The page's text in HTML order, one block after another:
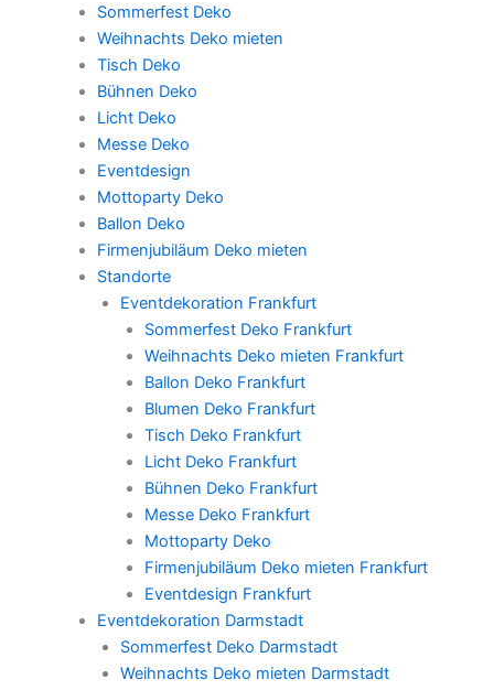
Sommerfest Deko
Weihnachts Deko mieten
Tisch Deko
Bühnen Deko
Licht Deko
Messe Deko
Eventdesign
Mottoparty Deko
Ballon Deko
Firmenjubiläum Deko mieten
Standorte
Eventdekoration Frankfurt
Sommerfest Deko Frankfurt
Weihnachts Deko mieten Frankfurt
Ballon Deko Frankfurt
Blumen Deko Frankfurt
Tisch Deko Frankfurt
Licht Deko Frankfurt
Bühnen Deko Frankfurt
Messe Deko Frankfurt
Mottoparty Deko
Firmenjubiläum Deko mieten Frankfurt
Eventdesign Frankfurt
Eventdekoration Darmstadt
Sommerfest Deko Darmstadt
Weihnachts Deko mieten Darmstadt